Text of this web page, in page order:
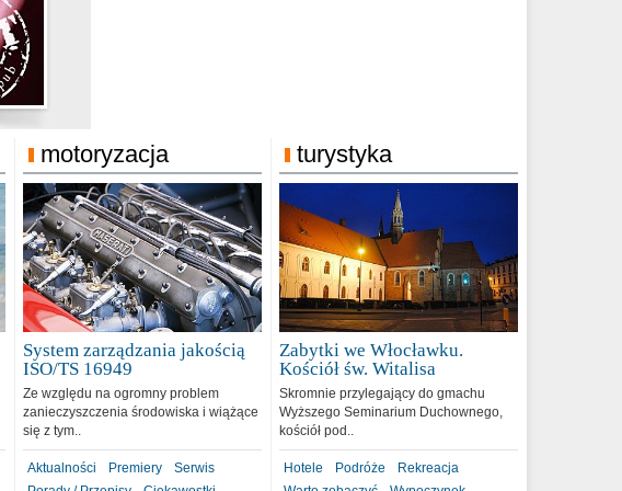
motoryzacja
System zarządzania jakością
ISO/TS 16949
Ze względu na ogromny problem
zanieczyszczenia środowiska i wiążące
się z tym..
Aktualności Premiery
Serwis
turystyka
Zabytki we Włocławku.
Kościół św. Witalisa
Skromnie przylegający do gmachu
Wyższego Seminarium Duchownego,
kościół pod..
Hotele Podróże
Rekreacja